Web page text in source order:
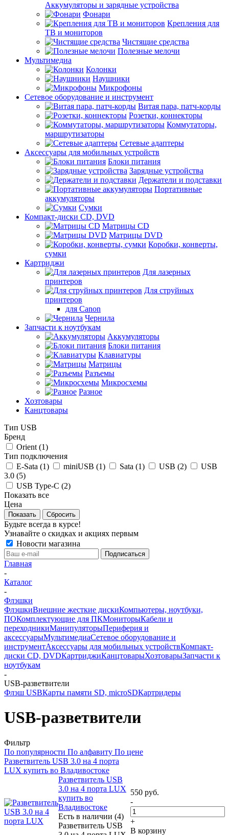
Аккумуляторы и зарядные устройства
Фонари
Крепления для
ТВ и мониторов
Чистящие средства
Полезные мелочи
Мультимедиа
Колонки
Наушники
Микрофоны
Сетевое оборудование и инструмент
Витая пара, патч-корды
Розетки, коннекторы
Коммутаторы,
маршрутизаторы
Сетевые адаптеры
Аксессуары для мобильных устройств
Блоки питания
Зарядные устройства
Держатели и подставки
Портативные
аккумуляторы
Сумки
Компакт-диски CD, DVD
Матрицы CD
Матрицы DVD
Коробки, конверты,
сумки
Картриджи
Для лазерных
принтеров
Для струйных
принтеров
для Canon
Чернила
Запчасти к ноутбукам
Аккумуляторы
Блоки питания
Клавиатуры
Матрицы
Разъемы
Микросхемы
Разное
Хозтовары
Канцтовары
Тип USB
Бренд
Orient (1)
Тип подключения
E-Sata (1) miniUSB (1) Sata (1) USB (2)
USB
3.0 (5)
USB Type-C (2)
Показать все
Цена
Сбросить
Будьте всегда в курсе!
Узнавайте о скидках и акциях первым
Новости магазина
Главная
-
Каталог
-
Флэшки
ФлэшкиВнешние жесткие дискиКомпьютеры, ноутбуки,
ПОКомплектующие для ПКМониторыКабели и
переходникиМанипуляторыПериферия и
аксессуарыМультимедиаСетевое оборудование и
инструментАксессуары для мобильных устройствКомпакт-
диски CD, DVDКартриджиКанцтоварыХозтоварыЗапчасти к
ноутбукам
-
USB-разветвители
Флэш USBКарты памяти SD, microSDКартридеры
USB-разветвители
Фильтр
По популярности По алфавиту По цене
Разветвитель USB 3.0 на 4 порта
LUX купить во Владивостоке
Разветвитель USB
3.0 на 4 порта LUX
купить во
Владивостоке
Есть в наличии (4)
Разветвитель USB
550 руб.
-
+
В корзину